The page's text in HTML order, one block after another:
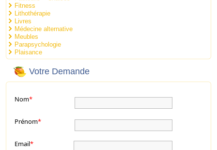
Fitness
Lithothérapie
Livres
Médecine alternative
Meubles
Parapsychologie
Plaisance
Votre Demande
Nom*
Prénom*
Email*